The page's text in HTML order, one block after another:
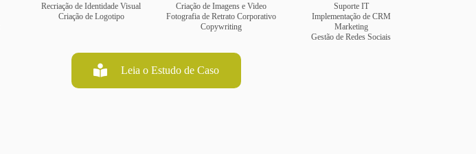
Recriação de Identidade Visual
Criação de Logotipo
Criação de Imagens e Video
Fotografia de Retrato Corporativo
Copywriting
Suporte IT
Implementação de CRM
Marketing
Gestão de Redes Sociais
Leia o Estudo de Caso